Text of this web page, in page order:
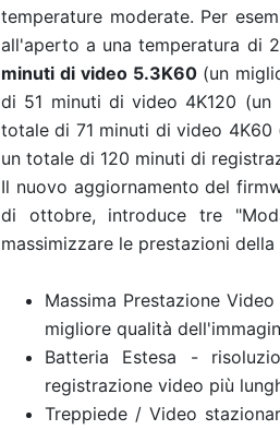
temperature moderate. Per
all'aperto a una temperatura di
minuti di video 5.3K60(un
di 51 minuti di video 4K120
totale di 71 minuti di video
un totale di 120 minuti di
Il nuovo aggiornamento del
di ottobre, introduce tre
massimizzare le prestazioni
Massima Prestazione
migliore qualità
Batteria Estesa -
registrazione video più
Treppiede / Video